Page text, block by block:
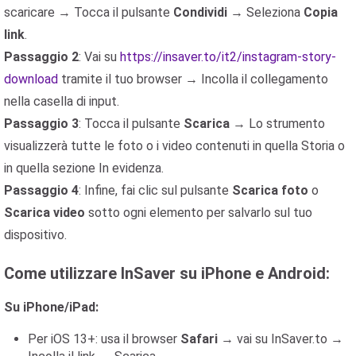
scaricare → Tocca il pulsante Condividi → Seleziona Copia
link.
Passaggio 2: Vai su https://insaver.to/it2/instagram-story-
download tramite il tuo browser → Incolla il collegamento
nella casella di input.
Passaggio 3: Tocca il pulsante Scarica → Lo strumento
visualizzerà tutte le foto o i video contenuti in quella Storia o
in quella sezione In evidenza.
Passaggio 4: Infine, fai clic sul pulsante Scarica foto o
Scarica video sotto ogni elemento per salvarlo sul tuo
dispositivo.
Come utilizzare InSaver su iPhone e Android:
Su iPhone/iPad:
Per iOS 13+: usa il browser Safari → vai su InSaver.to →